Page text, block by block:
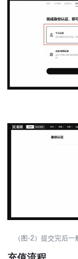
（图-2）提交完后